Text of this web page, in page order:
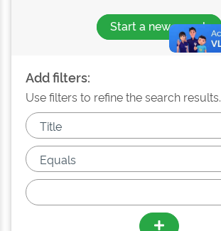
Start a new search
Add filters:
Use filters to refine the search results.